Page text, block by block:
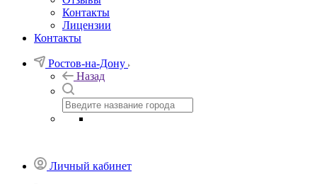
Контакты
Лицензии
Контакты
Ростов-на-Дону
Назад
Личный кабинет